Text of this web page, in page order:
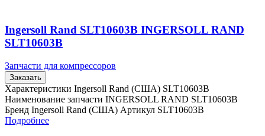
Ingersoll Rand SLT10603B INGERSOLL RAND
SLT10603B
Запчасти для компрессоров
Заказать
Характеристики Ingersoll Rand (США) SLT10603B
Наименование запчасти INGERSOLL RAND SLT10603B
Бренд Ingersoll Rand (США) Артикул SLT10603B
Подробнее